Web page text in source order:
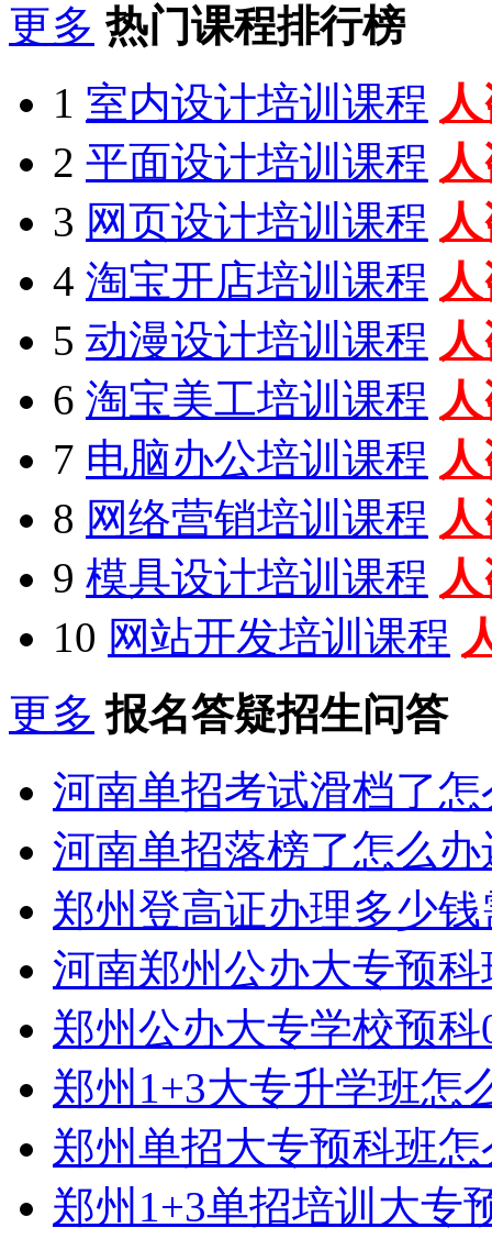
更多 热门课程排行榜
1 室内设计培训课程
2 平面设计培训课程
3 网页设计培训课程
4 淘宝开店培训课程
5 动漫设计培训课程
6 淘宝美工培训课程
7 电脑办公培训课程
8 网络营销培训课程
9 模具设计培训课程
10 网站开发培训课程
更多 报名答疑招生问答
河南单招考试滑档了
河南单招落榜了怎么
郑州登高证办理多少
河南郑州公办大专预
郑州公办大专学校预
郑州1+3大专升学班怎
郑州单招大专预科班
郑州1+3单招培训大专